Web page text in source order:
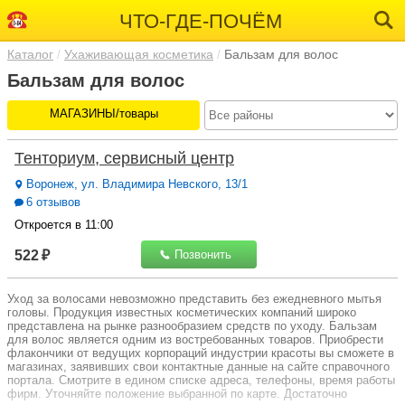
ЧТО-ГДЕ-ПОЧЁМ
Каталог Ухаживающая косметика Бальзам для волос
Бальзам для волос
МАГАЗИНЫ/товары
Тенториум, сервисный центр
Воронеж, ул. Владимира Невского, 13/1
6 отзывов
Откроется в 11:00
522 ₽ Позвонить
Уход за волосами невозможно представить без ежедневного мытья
головы. Продукция известных косметических компаний широко
представлена на рынке разнообразием средств по уходу. Бальзам
для волос является одним из востребованных товаров. Приобрести
флакончики от ведущих корпораций индустрии красоты вы сможете в
магазинах, заявивших свои контактные данные на сайте справочного
портала. Смотрите в едином списке адреса, телефоны, время работы
фирм. Уточняйте положение выбранной по карте. Достаточно